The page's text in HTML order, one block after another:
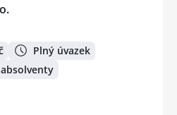
Plný úvazek